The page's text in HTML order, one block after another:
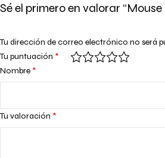
Sé el primero en valorar
Tu dirección de correo electrónico no será
Tu puntuación *
Tu valoración *
Nombre *